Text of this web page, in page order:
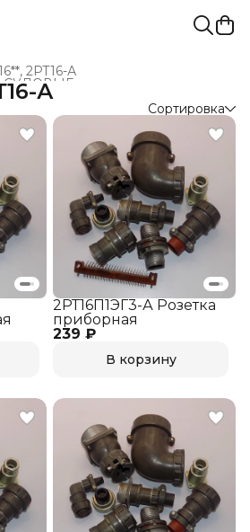
2РТ16-А
СУДОВЫЕ
А
Сортировка
239 ₽
2РТ16П1ЭГ3-А Розетка
приборная
В корзину